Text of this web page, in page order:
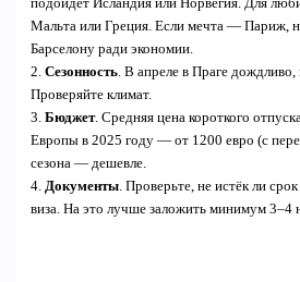
Мальта или Греция. Если мечта — Париж,
Барселону ради экономии.
2. Сезонность. В апреле в Праге дождливо,
Проверяйте климат.
3. Бюджет. Средняя цена короткого
Европы в 2025 году — от 1200 евро (с
сезона — дешевле.
4. Документы. Проверьте, не истёк ли
виза. На это лучше заложить минимум 3–4